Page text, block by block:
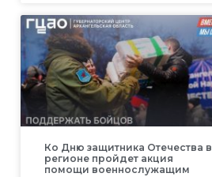
Ко Дню защитника Отечества в
регионе пройдет акция
помощи военнослужащим